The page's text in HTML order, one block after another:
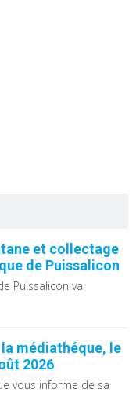
et collectage
de Puissalicon
Puissalicon va
médiathéque, le
2026
vous informe de sa